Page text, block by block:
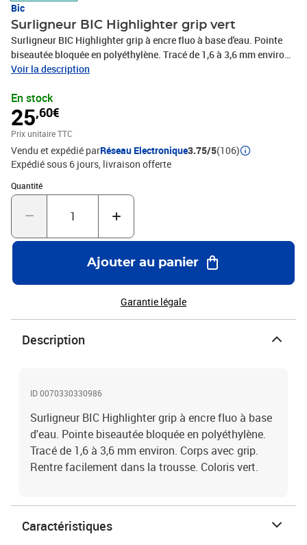
Bic
Surligneur BIC Highlighter grip vert
Surligneur BIC Highlighter grip à encre fluo à base d'eau. Pointe
biseautée bloquée en polyéthylène. Tracé de 1,6 à 3,6 mm environ.
Corps avec grip. Rentre facilement dans la trousse. Coloris vert.
Voir la description
En stock
25,60€
Prix unitaire TTC
Vendu et expédié parRéseau Electronique3.75/5(106)
Expédié sous 6 jours livraison offerte
Quantité
Quantité : 1
Ajouter au panier
Garantie légale
Description
ID 0070330330986
Surligneur BIC Highlighter grip à encre fluo à base
d'eau. Pointe biseautée bloquée en polyéthylène.
Tracé de 1,6 à 3,6 mm environ. Corps avec grip.
Rentre facilement dans la trousse. Coloris vert.
Caractéristiques